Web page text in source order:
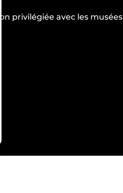
privilégiée avec les musées